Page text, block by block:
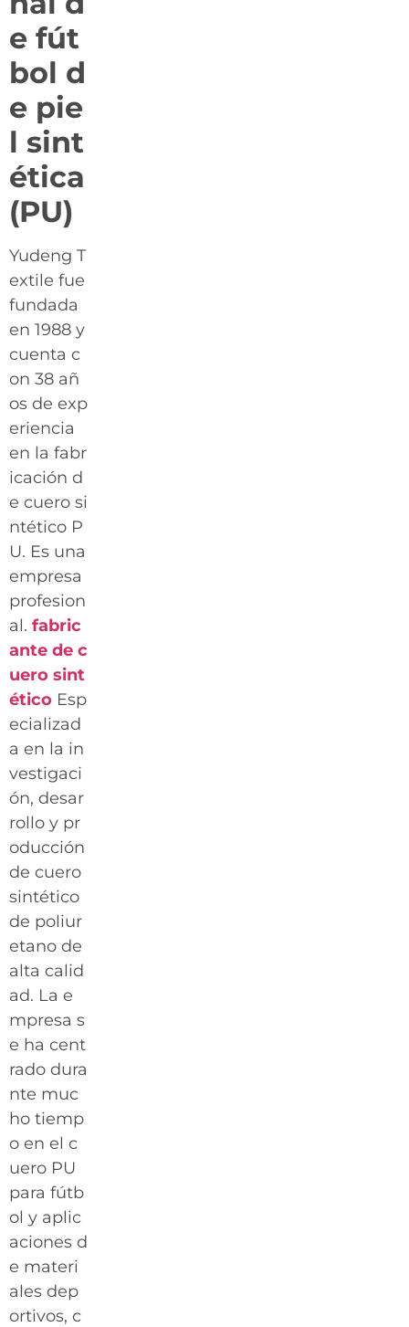
e fút
bol d
e pie
l sint
ética
(PU)
Yudeng T
extile fue
fundada
en 1988 y
cuenta c
on 38 añ
os de exp
eriencia
en la fabr
icación d
e cuero si
ntético P
U. Es una
empresa
profesion
al. fabric
ante de c
uero sint
ético Esp
ecializad
a en la in
vestigaci
ón, desar
rollo y pr
oducción
de cuero
sintético
de poliur
etano de
alta calid
ad. La e
mpresa s
e ha cent
rado dura
nte muc
ho tiemp
o en el c
uero PU
para fútb
ol y aplic
aciones d
e materi
ales dep
ortivos, c